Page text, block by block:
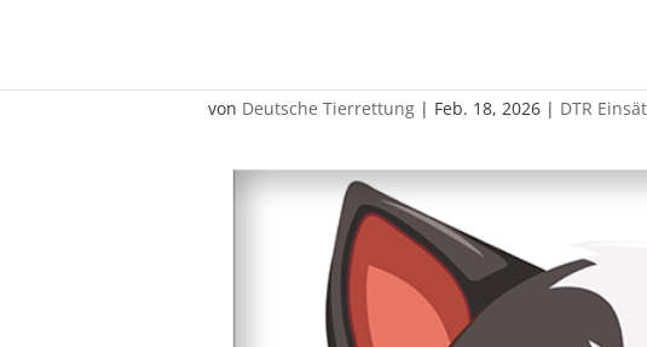
von Deutsche Tierrettung | Feb. 18, 2026 | DTR